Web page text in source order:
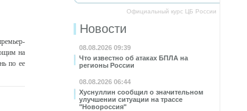
Официальный курс ЦБ России
Новости
08.08.2026 09:39
Что известно об атаках БПЛА на
регионы России
08.08.2026 06:44
Хуснуллин сообщил о значительном
улучшении ситуации на трассе
"Новороссия"
на
по ее